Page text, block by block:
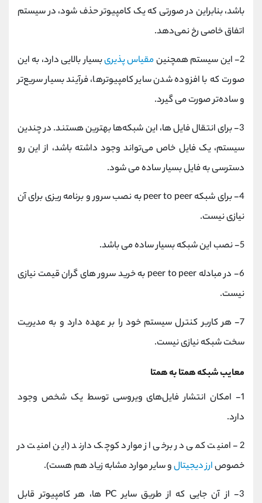
باشد، بنابراین در صورتی که یک کامپیوتر حذف شود، در سیستم
اتفاق خاصی رخ نمی‌دهد.
2- این سیستم همچنین
مقیاس ‌پذیریبسیار بالایی دارد، به این
صورت که با افزوده شدن سایر کامپیوترها، فرآیند بسیار سریع‌تر
و ساده‌تر صورت می گیرد.
3- برای انتقال فایل ها، این شبکه‌ها بهترین‌ هستند. در چندین
سیستم، یک فایل خاص می‌تواند وجود داشته باشد، از این رو
دسترسی به فایل بسیار ساده می شود.
4- برای شبکه peer to peer به نصب سرور و برنامه‌ ریزی برای آن
نیازی نیست.
5- نصب این شبکه بسیار ساده می باشد.
6- در مبادله peer to peer به خرید سرور های گران قیمت نیازی
نیست.
7- هر کاربر کنترل سیستم خود را بر عهده دارد و به مدیریت
سخت شبکه نیازی نیست.
معایب شبکه همتا به همتا
1- امکان انتشار فایل‌های ویروسی توسط یک شخص وجود
دارد.
2- امنیت کمی در برخی از موارد کوچک دارند (این امنیت در
خصوصارز دیجیتالو سایر موارد مشابه زیاد هم هست).
3- از آن جایی که از طریق سایر PC ها، هر کامپیوتر قابل